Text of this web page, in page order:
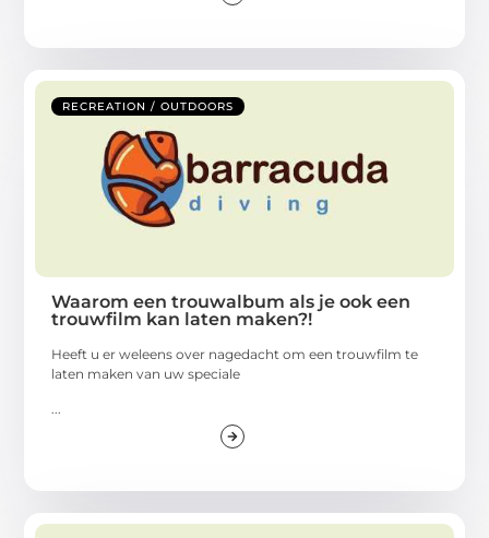
RECREATION / OUTDOORS
Waarom een trouwalbum als je ook een
trouwfilm kan laten maken?!
Heeft u er weleens over nagedacht om een trouwfilm te
laten maken van uw speciale
...